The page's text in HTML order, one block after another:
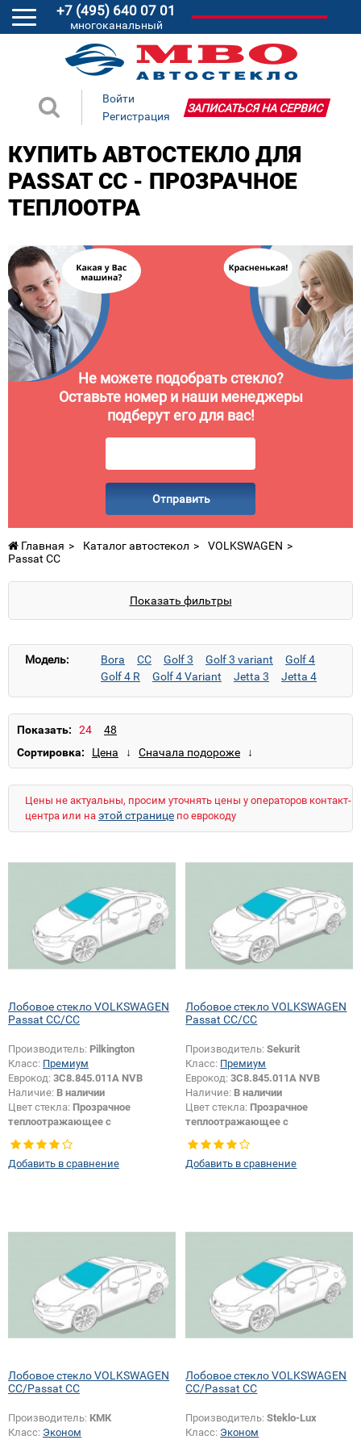
+7 (495) 640 07 01
многоканальный
Войти
Регистрация
ЗАПИСАТЬСЯ НА СЕРВИС
КУПИТЬ АВТОСТЕКЛО ДЛЯ
PASSAT CC - ПРОЗРАЧНОЕ
ТЕПЛООТРА
Не можете подобрать стекло?
Оставьте номер и наши менеджеры
подберут его для вас!
Отправить
Главная Каталог автостекол
VOLKSWAGEN
Passat CC
Показать фильтры
Модель: Bora CC Golf 3 Golf 3 variant
Golf 4
Golf 4 R
Golf 4 Variant Jetta 3
Jetta 4
Passat CC
Transporter T4
Transporter T5
Показать:
Сортировка:
Цены не актуальны, просим уточнять цены у операторов контакт-
центра или на этой странице по еврокоду
Лобовое стекло VOLKSWAGEN
Passat CC/CC
Производитель: Pilkington
Класс: Премиум
Еврокод: 3C8.845.011A NVB
Наличие: В наличии
Цвет стекла: Прозрачное
теплоотражающее с
Тип кузова:Купе
Добавить в сравнение
Лобовое стекло VOLKSWAGEN
Passat CC/CC
Производитель:Sekurit
Класс: Премиум
Еврокод:3C8.845.011A NVB
Наличие: В наличии
Цвет стекла: Прозрачное
теплоотражающее с
Тип кузова:Купе
Добавить в сравнение
Лобовое стекло VOLKSWAGEN
CC/Passat CC
Производитель: КМК
Класс: Эконом
Лобовое стекло VOLKSWAGEN
CC/Passat CC
Производитель:Steklo-Lux
Класс: Эконом